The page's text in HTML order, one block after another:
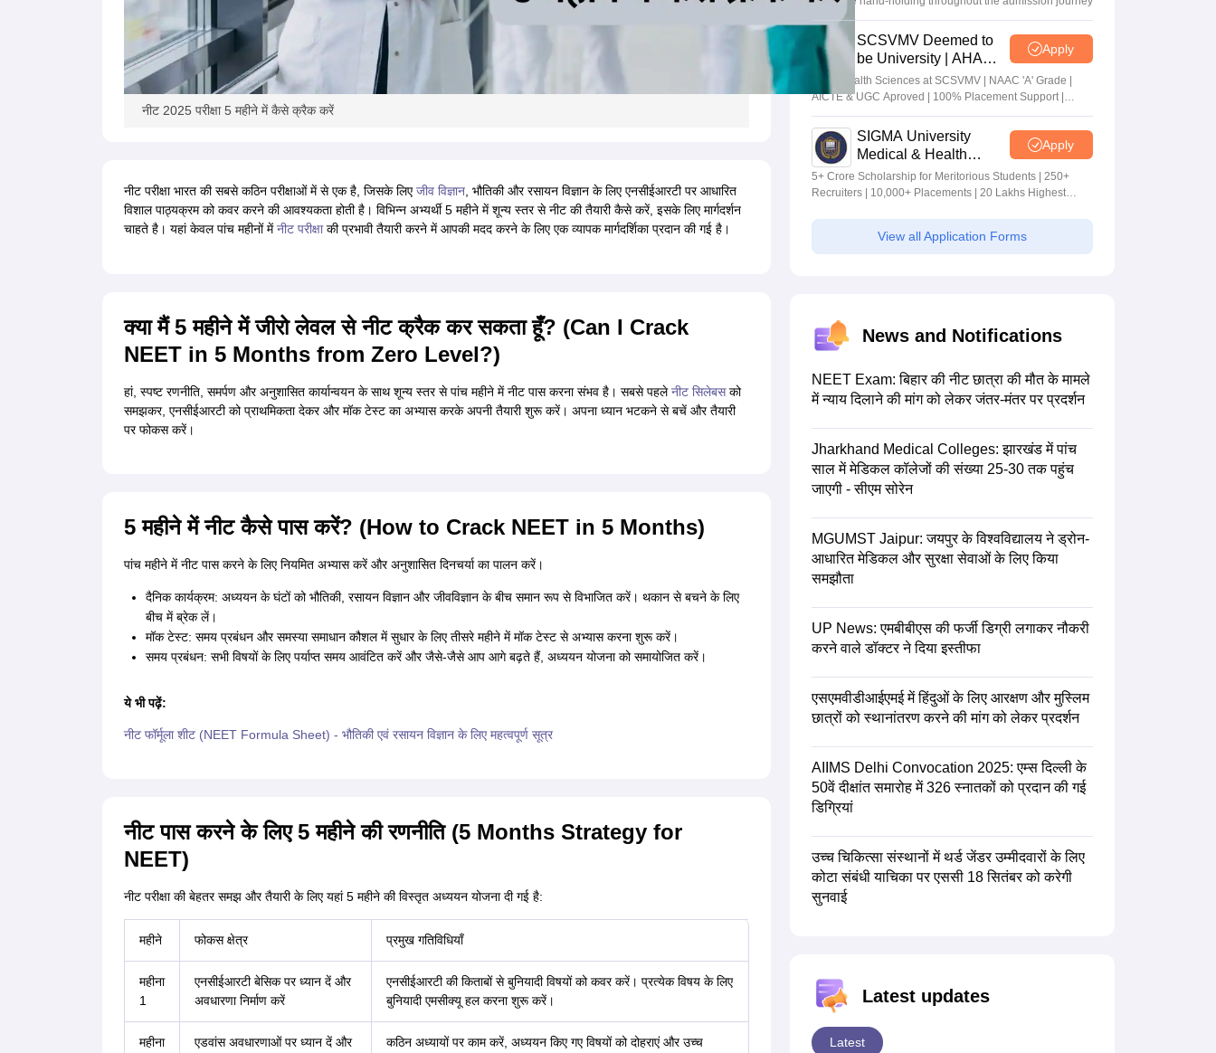
नीट 2025 परीक्षा 5 महीने में कैसे क्रैक करें
नीट परीक्षा भारत की सबसे कठिन परीक्षाओं में से एक है, जिसके लिएजीव विज्ञान, भौतिकी और रसायन विज्ञान के लिए एनसीईआरटी पर आधारित
विशाल पाठ्यक्रम को कवर करने की आवश्यकता होती है। विभिन्न अभ्यर्थी 5 महीने में शून्य स्तर से नीट की तैयारी कैसे करें, इसके लिए मार्गदर्शन
चाहते है। यहां केवल पांच महीनों मेंनीट परीक्षाकी प्रभावी तैयारी करने में आपकी मदद करने के लिए एक व्यापक मार्गदर्शिका प्रदान की गई है।
क्या मैं 5 महीने में जीरो लेवल से नीट क्रैक कर सकता हूँ? (Can I Crack
NEET in 5 Months from Zero Level?)
हां, स्पष्ट रणनीति, समर्पण और अनुशासित कार्यान्वयन के साथ शून्य स्तर से पांच महीने में नीट पास करना संभव है। सबसे पहलेनीट सिलेबसको
समझकर, एनसीईआरटी को प्राथमिकता देकर और मॉक टेस्ट का अभ्यास करके अपनी तैयारी शुरू करें। अपना ध्यान भटकने से बचें और तैयारी
पर फोकस करें।
5 महीने में नीट कैसे पास करें? (How to Crack NEET in 5 Months)
पांच महीने में नीट पास करने के लिए नियमित अभ्यास करें और अनुशासित दिनचर्या का पालन करें।
दैनिक कार्यक्रम: अध्ययन के घंटों को भौतिकी, रसायन विज्ञान और जीवविज्ञान के बीच समान रूप से विभाजित करें। थकान से बचने के लिए
बीच में ब्रेक लें।
मॉक टेस्ट: समय प्रबंधन और समस्या समाधान कौशल में सुधार के लिए तीसरे महीने में मॉक टेस्ट से अभ्यास करना शुरू करें।
समय प्रबंधन: सभी विषयों के लिए पर्याप्त समय आवंटित करें और जैसे-जैसे आप आगे बढ़ते हैं, अध्ययन योजना को समायोजित करें।
ये भी पढ़ें:
नीट फॉर्मूला शीट (NEET Formula Sheet) - भौतिकी एवं रसायन विज्ञान के लिए महत्वपूर्ण सूत्र
नीट पास करने के लिए 5 महीने की रणनीति (5 Months Strategy for
NEET)
नीट परीक्षा की बेहतर समझ और तैयारी के लिए यहां 5 महीने की विस्तृत अध्ययन योजना दी गई है:
महीने फोकस क्षेत्र प्रमुख गतिविधियाँ
महीना
1
एनसीईआरटी बेसिक पर ध्यान दें और
अवधारणा निर्माण करें
एनसीईआरटी की किताबों से बुनियादी विषयों को कवर करें। प्रत्येक विषय के लिए
बुनियादी एमसीक्यू हल करना शुरू करें।
महीना
एडवांस अवधारणाओं पर ध्यान दें और
कठिन अध्यायों पर काम करें, अध्ययन किए गए विषयों को दोहराएं और उच्च
SCSVMV Deemed to
be University | AHA
Admissions 2026
Apply
Alied Health Sciences at SCSVMV | NAAC 'A' Grade |
AICTE & UGC Aproved | 100% Placement Support |
Merit-based Scholarships
SIGMA University
Medical & Health
Sciences Admissions
2026
Apply
5+ Crore Scholarship for Meritorious Students | 250+
Recruiters | 10,000+ Placements | 20 Lakhs Highest
View all Application Forms
News and Notifications
NEET Exam: बिहार की नीट छात्रा की मौत के मामले
में न्याय दिलाने की मांग को लेकर जंतर-मंतर पर प्रदर्शन
Jharkhand Medical Colleges: झारखंड में पांच
साल में मेडिकल कॉलेजों की संख्या 25-30 तक पहुंच
जाएगी - सीएम सोरेन
MGUMST Jaipur: जयपुर के विश्वविद्यालय ने ड्रोन-
आधारित मेडिकल और सुरक्षा सेवाओं के लिए किया
समझौता
UP News: एमबीबीएस की फर्जी डिग्री लगाकर नौकरी
करने वाले डॉक्टर ने दिया इस्तीफा
एसएमवीडीआईएमई में हिंदुओं के लिए आरक्षण और मुस्लिम
छात्रों को स्थानांतरण करने की मांग को लेकर प्रदर्शन
AIIMS Delhi Convocation 2025: एम्स दिल्ली के
50वें दीक्षांत समारोह में 326 स्नातकों को प्रदान की गई
डिग्रियां
उच्च चिकित्सा संस्थानों में थर्ड जेंडर उम्मीदवारों के लिए
कोटा संबंधी याचिका पर एससी 18 सितंबर को करेगी
सुनवाई
Latest updates
Latest